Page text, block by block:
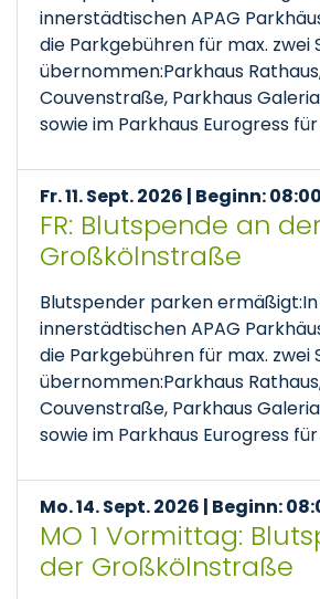
innerstädtischen APAG
die Parkgebühren für max. zwei
übernommen:Parkhaus
Couvenstraße, Parkhaus
sowie im Parkhaus Eurogress
Fr. 11. Sept. 2026 | Beginn: 08:00
FR: Blutspende an der
Großkölnstraße
Blutspender parken
innerstädtischen APAG
die Parkgebühren für max. zwei
übernommen:Parkhaus
Couvenstraße, Parkhaus
sowie im Parkhaus Eurogress
Mo. 14. Sept. 2026 | Beginn:
MO 1 Vormittag:
der Großkölnstraße